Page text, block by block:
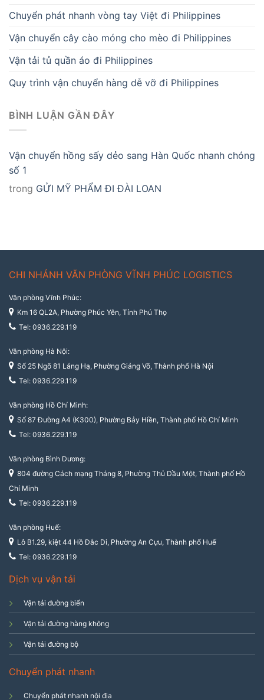
Chuyển phát nhanh vòng tay Việt đi Philippines
Vận chuyển cây cào móng cho mèo đi Philippines
Vận tải tủ quần áo đi Philippines
Quy trình vận chuyển hàng dễ vỡ đi Philippines
BÌNH LUẬN GẦN ĐÂY
Vận chuyển hồng sấy dẻo sang Hàn Quốc nhanh chóng
số 1
trong GỬI MỸ PHẨM ĐI ĐÀI LOAN
CHI NHÁNH VĂN PHÒNG VĨNH PHÚC LOGISTICS
Văn phòng Vĩnh Phúc:
Km 16 QL2A, Phường Phúc Yên, Tỉnh Phú Thọ
Tel: 0936.229.119
Văn phòng Hà Nội:
Số 25 Ngõ 81 Láng Hạ, Phường Giảng Võ, Thành phố Hà Nội
Tel: 0936.229.119
Văn phòng Hồ Chí Minh:
Số 87 Đường A4 (K300), Phường Bảy Hiền, Thành phố Hồ Chí Minh
Tel: 0936.229.119
Văn phòng Bình Dương:
804 đường Cách mạng Tháng 8, Phường Thủ Dầu Một, Thành phố Hồ
Chí Minh
Tel: 0936.229.119
Văn phòng Huế:
Lô B1.29, kiệt 44 Hồ Đắc Di, Phường An Cựu, Thành phố Huế
Tel: 0936.229.119
Dịch vụ vận tải
Vận tải đường biển
Vận tải đường hàng không
Vận tải đường bộ
Chuyển phát nhanh
Chuyển phát nhanh nội địa